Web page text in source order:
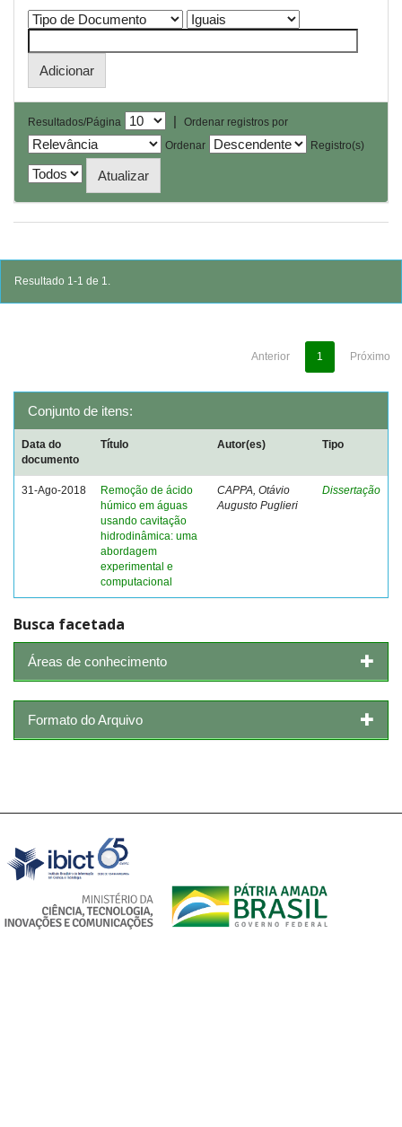
Resultados/Página |
Ordenar registros por
Ordenar
Registro(s)
Resultado 1-1 de 1.
Anterior 1 Próximo
Conjunto de itens:
Data do
documento
Título Autor(es) Tipo
31-Ago-2018
Remoção de ácido
húmico em águas
usando cavitação
hidrodinâmica: uma
abordagem
experimental e
computacional
CAPPA, Otávio
Augusto Puglieri
Dissertação
Busca facetada
Áreas de conhecimento
Formato do Arquivo